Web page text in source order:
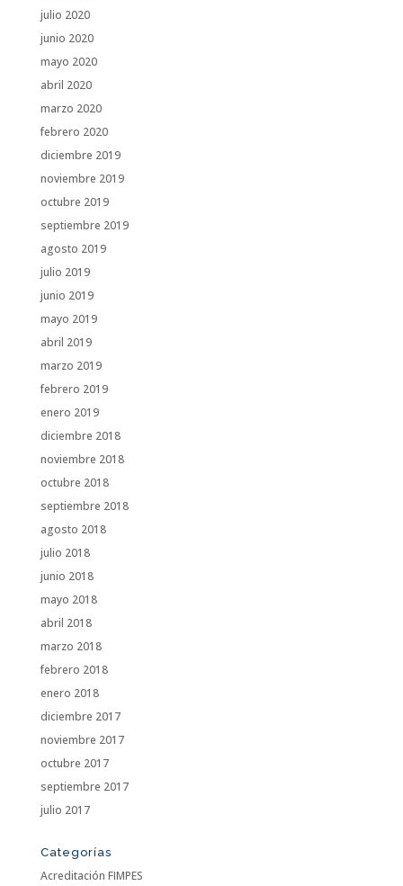
julio 2020
junio 2020
mayo 2020
abril 2020
marzo 2020
febrero 2020
diciembre 2019
noviembre 2019
octubre 2019
septiembre 2019
agosto 2019
julio 2019
junio 2019
mayo 2019
abril 2019
marzo 2019
febrero 2019
enero 2019
diciembre 2018
noviembre 2018
octubre 2018
septiembre 2018
agosto 2018
julio 2018
junio 2018
mayo 2018
abril 2018
marzo 2018
febrero 2018
enero 2018
diciembre 2017
noviembre 2017
octubre 2017
septiembre 2017
julio 2017
Categorías
Acreditación FIMPES